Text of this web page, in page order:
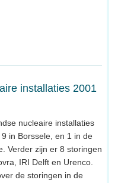
installaties 2001
nucleaire installaties
in Borssele, en 1 in de
Verder zijn er 8 storingen
IRI Delft en Urenco.
de storingen in de